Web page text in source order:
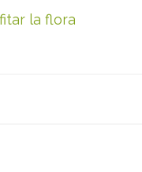
la flora